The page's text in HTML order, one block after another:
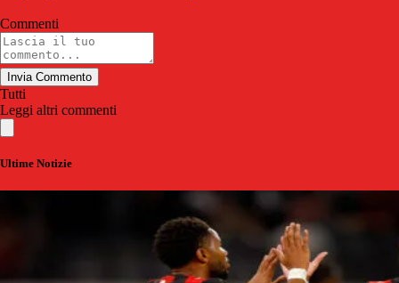
Commenti
Invia Commento
Tutti
Leggi altri commenti
Ultime Notizie